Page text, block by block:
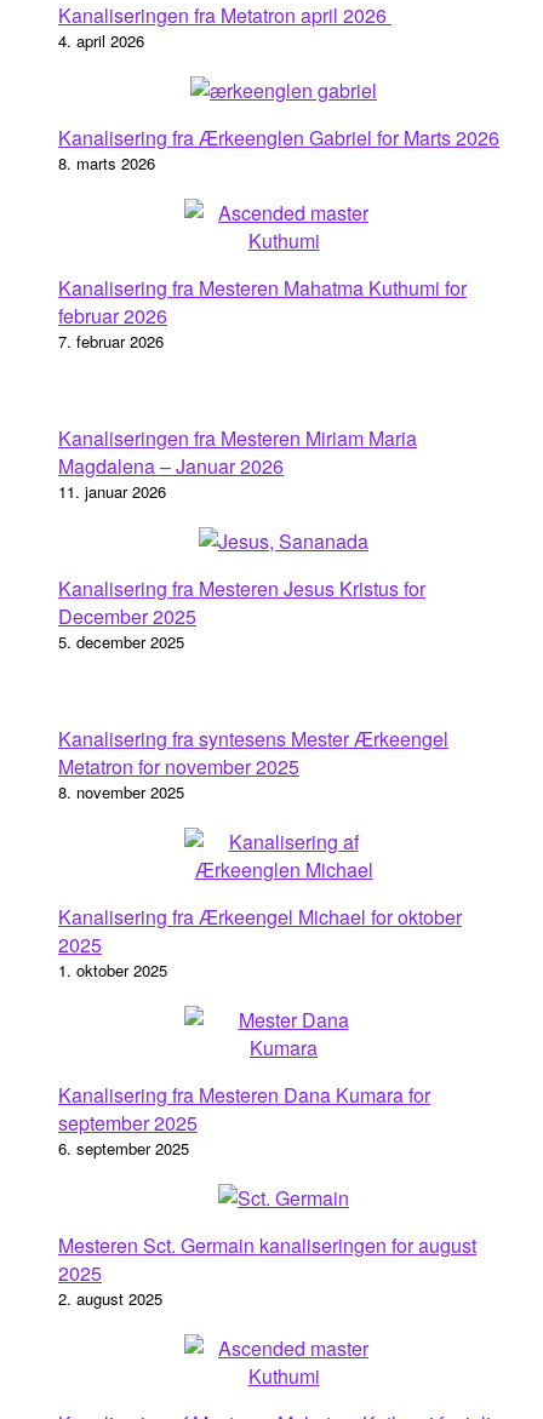
Kanaliseringen fra Metatron april 2026
4. april 2026
Kanalisering fra Ærkeenglen Gabriel for Marts 2026
8. marts 2026
Kanalisering fra Mesteren Mahatma Kuthumi for
februar 2026
7. februar 2026
Kanaliseringen fra Mesteren Miriam Maria
Magdalena – Januar 2026
11. januar 2026
Kanalisering fra Mesteren Jesus Kristus for
December 2025
5. december 2025
Kanalisering fra syntesens Mester Ærkeengel
Metatron for november 2025
8. november 2025
Kanalisering fra Ærkeengel Michael for oktober
2025
1. oktober 2025
Kanalisering fra Mesteren Dana Kumara for
september 2025
6. september 2025
Mesteren Sct. Germain kanaliseringen for august
2025
2. august 2025